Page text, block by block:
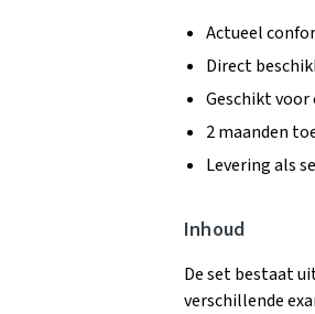
Actueel
Direct
Geschikt
2 maanden
Levering als
Inhoud
De set bestaat
verschillende